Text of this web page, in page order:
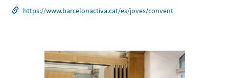
https://www.barcelonactiva.cat/es/joves/convent